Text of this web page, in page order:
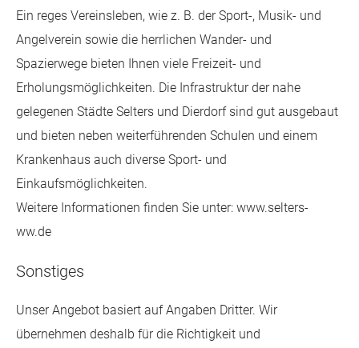
Ein reges Vereinsleben, wie z. B. der Sport-, Musik- und
Angelverein sowie die herrlichen Wander- und
Spazierwege bieten Ihnen viele Freizeit- und
Erholungsmöglichkeiten. Die Infrastruktur der nahe
gelegenen Städte Selters und Dierdorf sind gut ausgebaut
und bieten neben weiterführenden Schulen und einem
Krankenhaus auch diverse Sport- und
Einkaufsmöglichkeiten.
Weitere Informationen finden Sie unter: www.selters-
ww.de
Sonstiges
Unser Angebot basiert auf Angaben Dritter. Wir
übernehmen deshalb für die Richtigkeit und